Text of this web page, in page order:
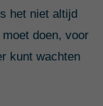
het niet altijd
doen, voor
kunt wachten